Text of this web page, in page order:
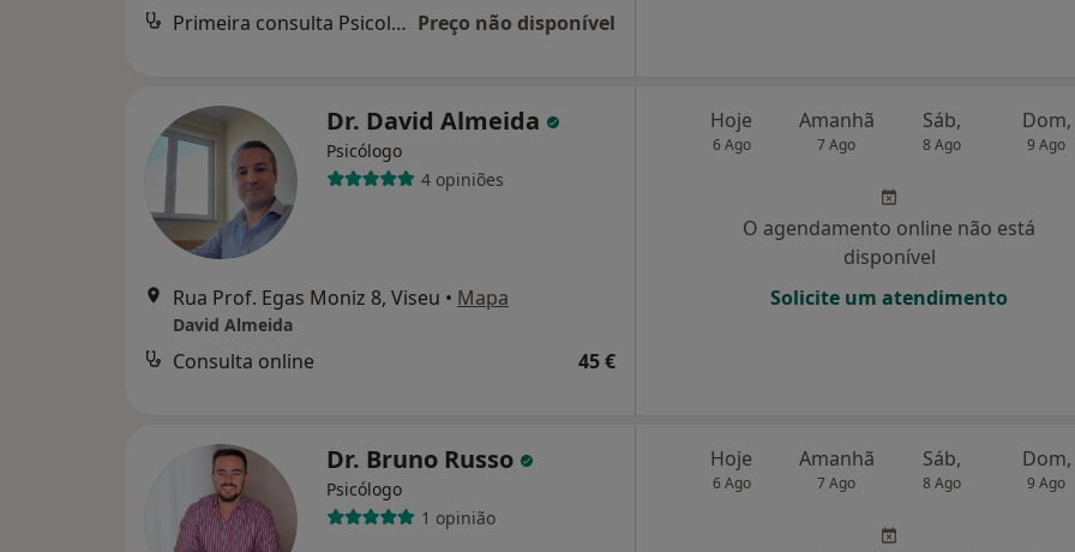
Primeira consulta Psicologia Preço não disponível
Dr. David Almeida
Psicólogo
4 opiniões
Rua Prof. Egas Moniz 8, Viseu • Mapa
David Almeida
Consulta online 45 €
Hoje
6 Ago
Amanhã
7 Ago
Sáb,
8 Ago
Dom,
9 Ago
O agendamento online não está
disponível
Solicite um atendimento
Dr. Bruno Russo
Psicólogo
1 opinião
Hoje
6 Ago
Amanhã
7 Ago
Sáb,
8 Ago
Dom,
9 Ago